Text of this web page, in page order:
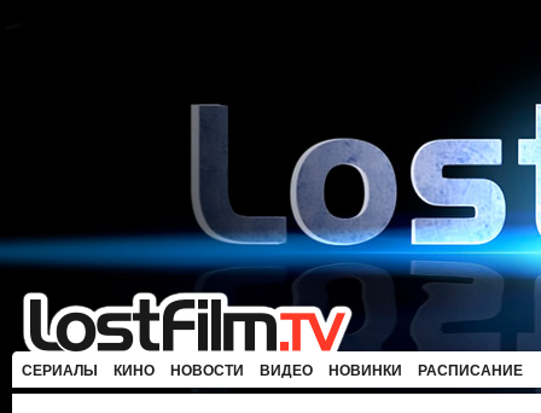
СЕРИАЛЫ КИНО НОВОСТИ ВИДЕО НОВИНКИ РАСПИСАНИЕ